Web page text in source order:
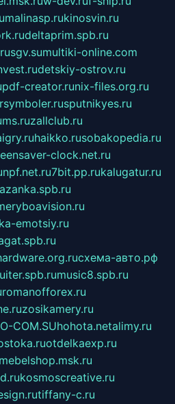
malinasp.rukinosvin.ru
deltaprim.spb.ru
sgv.sumultiki-online.com
detskiy-ostrov.ru
pdf-creator.runix-files.org.ru
sputnikyes.ru
zallclub.ru
haikko.rusobakopedia.ru
clock.net.ru
npf.net.ru7bit.pp.rukalugatur.ru
emotsiy.ru
схема-авто.рф
music8.spb.ru
romanofforex.ru
zosikamery.ru
COM.SUhohota.netalimy.ru
otdelkaexp.ru
mebelshop.msk.ru
kosmoscreative.ru
tiffany-c.ru